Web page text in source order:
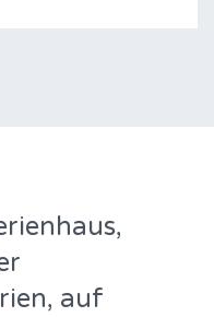
auf